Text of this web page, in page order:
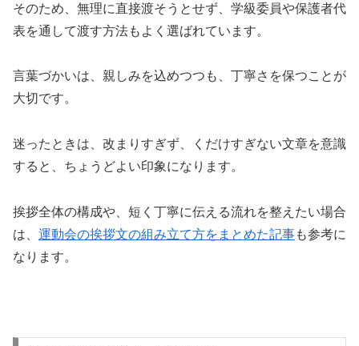
そのため、無理に直接渡そうとせず、学級委員や保護者代
表を通して渡す方法もよく選ばれています。
言葉づかいは、親しみを込めつつも、丁寧さを保つことが
大切です。
迷ったときは、改まりすぎず、くだけすぎない文章を意識
すると、ちょうどよい印象になります。
挨拶全体の構成や、短く丁寧に伝える流れを整えたい場合
は、 運動会の挨拶文の組み立て方をまとめた記事も参考に
なります。